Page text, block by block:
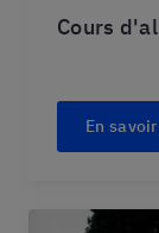
Cours
En